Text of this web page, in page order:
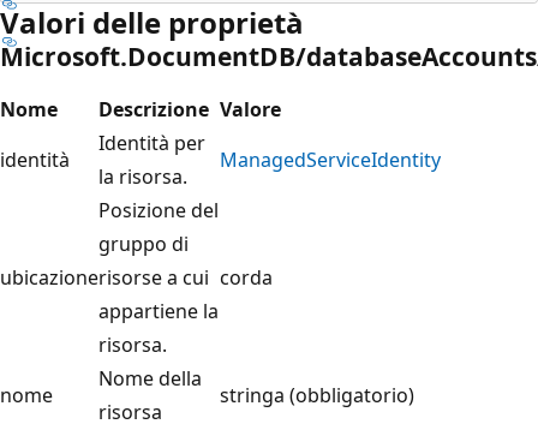
Valori delle proprietà
Microsoft.DocumentDB/
Nome Descrizione Valore
identità
Identità per
la risorsa.
ManagedServiceIdentity
ubicazione
Posizione del
gruppo di
risorse a cui
appartiene la
risorsa.
corda
nome
Nome della
risorsa
stringa (obbligatorio)